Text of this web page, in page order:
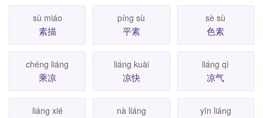
sù miáo
素描
píng sù
平素
sè sù
色素
chéng liáng
乘凉
liáng kuài
凉快
liáng qì
凉气
liáng xié nà liáng yīn liáng